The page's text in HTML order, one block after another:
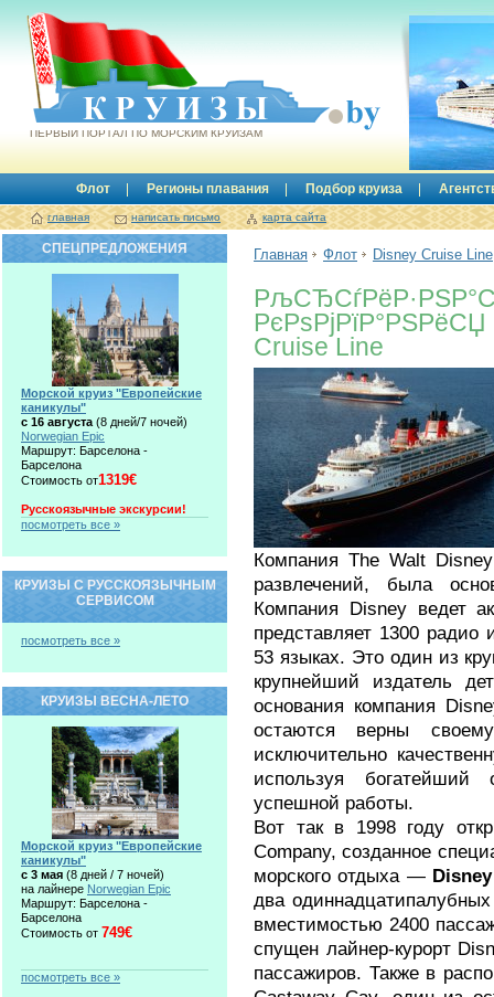
Круизы.by
ПЕРВЫЙ ПОРТАЛ ПО МОРСКИМ КРУИЗАМ
Флот Регионы плавания Подбор круиза
главная написать письмо карта сайта
Главная Флот Disney Cruise Line
РєРѕРјРїР°РЅРёСЏ
Cruise Line
Компания The Walt
развлечений, была
Компания Disney ведет
представляет 1300
53 языках. Это один из
крупнейший издатель
основания компания
остаются верны
исключительно
используя
успешной работы.
Вот так в 1998 году
Company, созданное
морского отдыха —
два
вместимостью 2400
спущен лайнер-курорт
пассажиров. Также в
СПЕЦПРЕДЛОЖЕНИЯ
Морской круиз "Европейские
каникулы"
с 16 августа (8 дней/7 ночей)
Norwegian Epic
Маршрут: Барселона -
Барселона
Стоимость от1319€
Русскоязычные экскурсии!
посмотреть все »
КРУИЗЫ С РУССКОЯЗЫЧНЫМ
СЕРВИСОМ
посмотреть все »
КРУИЗЫ ВЕСНА-ЛЕТО
Морской круиз "Европейские
каникулы"
c 3 мая (8 дней / 7 ночей)
на лайнере Norwegian Epic
Маршрут: Барселона -
Барселона
Стоимость от 749€
посмотреть все »